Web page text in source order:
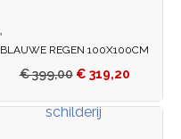
BLAUWE REGEN 100X100CM
€399,00 € 319,20